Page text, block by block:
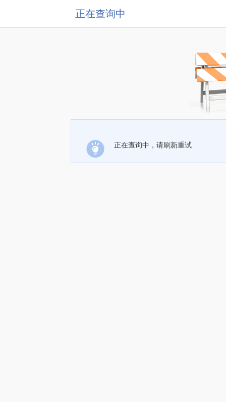
正在查询中
正在查询中，请刷新重试